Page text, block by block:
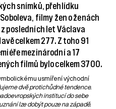
snímků, přehlídku
filmy žen o ženách
posledních let Václava
celkem 277. Z toho 91
mezinárodní a 17
filmů bylo celkem 3700.
usmíření východní
dvě protichůdné tendence.
institucí do sebe
lze dobýt pouze na západě.